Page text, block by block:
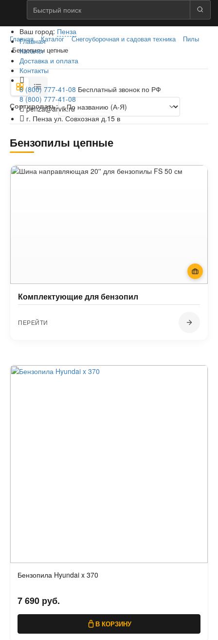
Ваш город: Пенза
Главная
Каталог
Доставка и оплата
Контакты
8 (800) 777-41-08 Бесплатный звонок по РФ
8 (800) 777-41-08
penza@arvik.ru
г. Пенза ул. Совхозная д.15 в
Главная Каталог Снегоуборочная и садовая техника
Пилы
Бензопилы цепные
Сортировать:
Бензопилы цепные
Комплектующие для бензопил
ПЕРЕЙТИ
Бензопила Hyundai x 370
7 690 руб.
В КОРЗИНУ